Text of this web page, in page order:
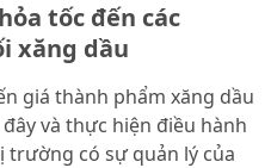
tốc đến các
xăng dầu
giá thành phẩm xăng dầu
và thực hiện điều hành
trường có sự quản lý của